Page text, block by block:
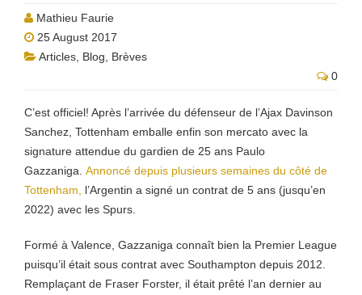
Mathieu Faurie
25 August 2017
Articles Blog
Brèves
0
C’est officiel! Après l’arrivée du défenseur de l’Ajax Davinson
Sanchez, Tottenham emballe enfin son mercato avec la
signature attendue du gardien de 25 ans Paulo
Gazzaniga. Annoncé depuis plusieurs semaines du côté de
Tottenham,
l’Argentin a signé un contrat de 5 ans (jusqu’en
2022) avec les Spurs.
Formé à Valence, Gazzaniga connaît bien la Premier League
puisqu’il était sous contrat avec Southampton depuis 2012.
Remplaçant de Fraser Forster, il était prêté l’an dernier au